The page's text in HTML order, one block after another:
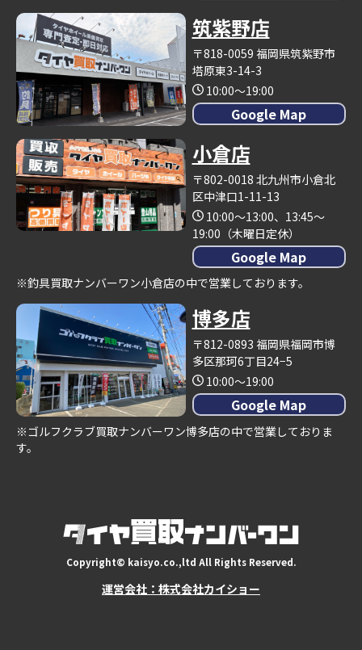
筑紫野店
〒818-0059 福岡県筑紫野市
塔原東3-14-3
10:00～19:00
Google Map
小倉店
〒802-0018 北九州市小倉北
区中津口1-11-13
10:00～13:00、13:45～
19:00（木曜日定休）
Google Map
※釣具買取ナンバーワン小倉店の中で営業しております。
博多店
〒812-0893 福岡県福岡市博
多区那珂6丁目24−5
10:00～19:00
Google Map
※ゴルフクラブ買取ナンバーワン博多店の中で営業しておりま
す。
Copyright© kaisyo.co.,ltd All Rights Reserved.
運営会社：株式会社カイショー